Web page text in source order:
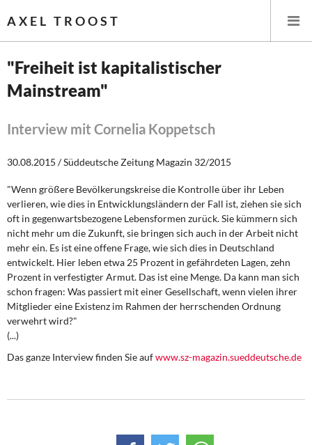
AXEL TROOST
Startseite
Themen
Leitlinien linker Wirtschafts- und Finanzpolitik
Wirtschaftspolitik
Steuer- und Finanzpolitik
Öffentliche Infrastruktur und Daseinsvorsorge
Eurokrise und Griechenland
DIE LINKE
Weitere Themen
"Freiheit ist kapitalistischer
Mainstream"
Interview mit Cornelia Koppetsch
30.08.2015 / Süddeutsche Zeitung Magazin 32/2015
"Wenn größere Bevölkerungskreise die Kontrolle über ihr Leben
verlieren, wie dies in Entwicklungsländern der Fall ist, ziehen sie sich
oft in gegenwartsbezogene Lebensformen zurück. Sie kümmern sich
nicht mehr um die Zukunft, sie bringen sich auch in der Arbeit nicht
mehr ein. Es ist eine offene Frage, wie sich dies in Deutschland
entwickelt. Hier leben etwa 25 Prozent in gefährdeten Lagen, zehn
Prozent in verfestigter Armut. Das ist eine Menge. Da kann man sich
schon fragen: Was passiert mit einer Gesellschaft, wenn vielen ihrer
Mitglieder eine Existenz im Rahmen der herrschenden Ordnung
verwehrt wird?"
(...)
Das ganze Interview finden Sie aufwww.sz-magazin.sueddeutsche.de